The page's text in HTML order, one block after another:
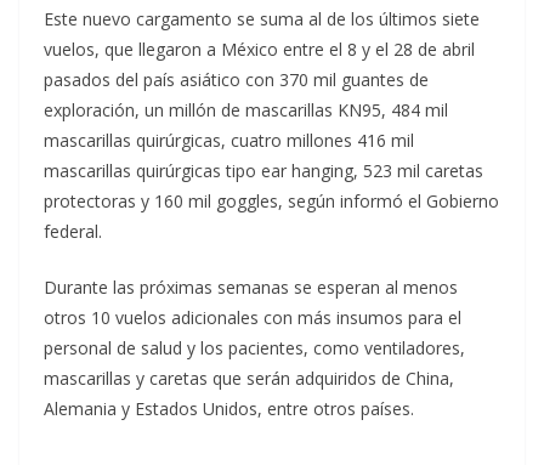
Este nuevo cargamento se suma al de los últimos siete
vuelos, que llegaron a México entre el 8 y el 28 de abril
pasados del país asiático con 370 mil guantes de
exploración, un millón de mascarillas KN95, 484 mil
mascarillas quirúrgicas, cuatro millones 416 mil
mascarillas quirúrgicas tipo ear hanging, 523 mil caretas
protectoras y 160 mil goggles, según informó el Gobierno
federal.
Durante las próximas semanas se esperan al menos
otros 10 vuelos adicionales con más insumos para el
personal de salud y los pacientes, como ventiladores,
mascarillas y caretas que serán adquiridos de China,
Alemania y Estados Unidos, entre otros países.